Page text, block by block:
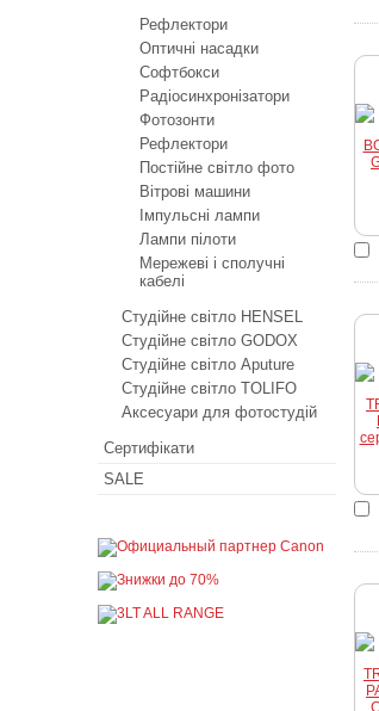
Рефлектори
Оптичні насадки
Софтбокси
Радіосинхронізатори
Фотозонти
Рефлектори
Постійне світло фото
Вітрові машини
Імпульсні лампи
Лампи пілоти
Мережеві і сполучні
кабелі
Студійне світло HENSEL
Студійне світло GODOX
Студійне світло Aputure
Студійне світло TOLIFO
Аксесуари для фотостудій
Сертифікати
SALE